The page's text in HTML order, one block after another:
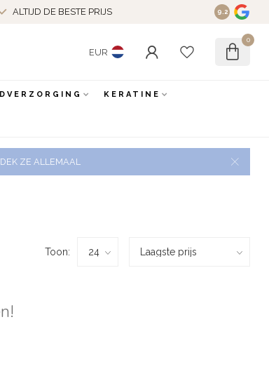
ALTIJD DE BESTE PRIJS 9.2
EUR
0
KERATINE
ZE ALLEMAAL
Toon: